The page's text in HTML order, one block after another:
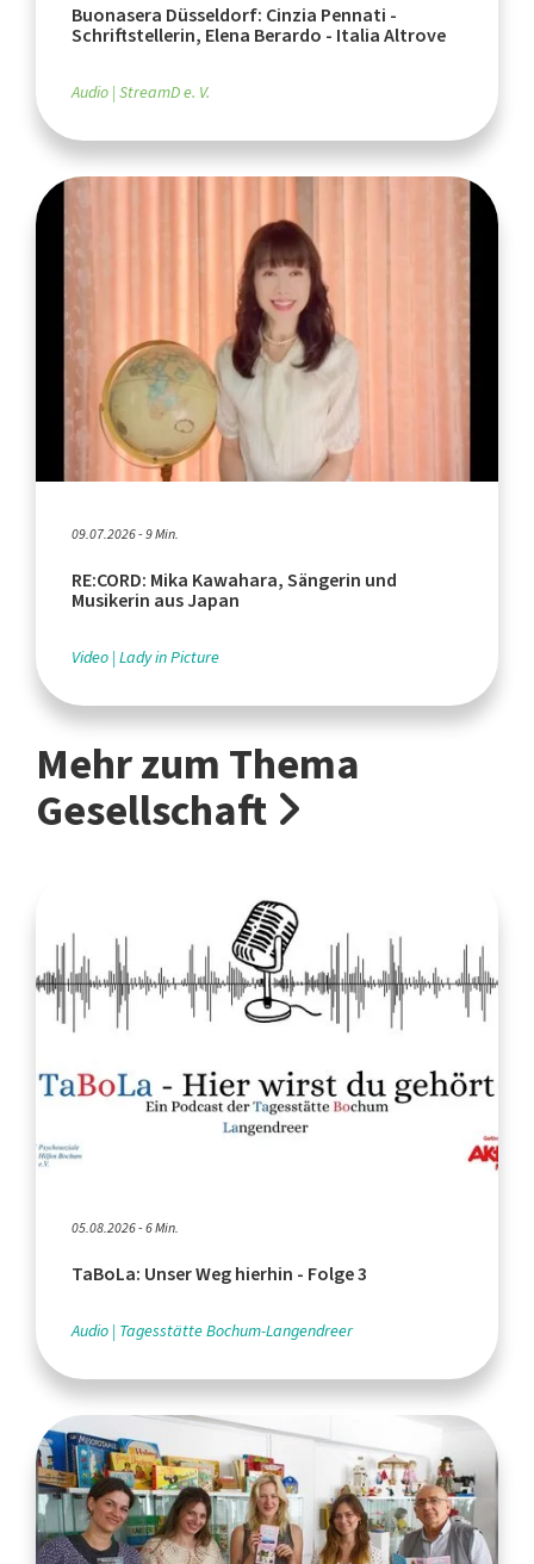
Buonasera Düsseldorf: Cinzia Pennati -
Schriftstellerin, Elena Berardo - Italia Altrove
Audio StreamD e. V.
09.07.2026 - 9 Min.
RE:CORD: Mika Kawahara, Sängerin und
Musikerin aus Japan
Video Lady in Picture
Mehr zum Thema
Gesellschaft
05.08.2026 - 6 Min.
TaBoLa: Unser Weg hierhin - Folge 3
Audio Tagesstätte Bochum-Langendreer